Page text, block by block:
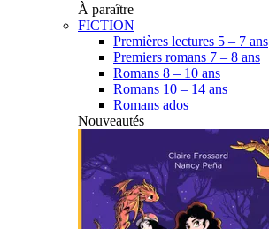
À paraître
FICTION
Premières lectures 5 – 7 ans
Premiers romans 7 – 8 ans
Romans 8 – 10 ans
Romans 10 – 14 ans
Romans ados
Nouveautés